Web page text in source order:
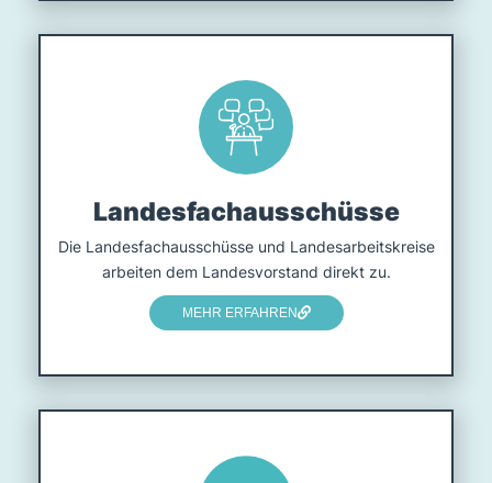
Landesfach­ausschüsse
Die Landesfachausschüsse und Landesarbeitskreise
arbeiten dem Landesvorstand direkt zu.
MEHR ERFAHREN